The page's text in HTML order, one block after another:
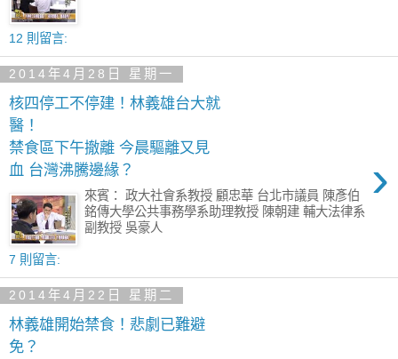
12 則留言:
2014年4月28日 星期一
核四停工不停建！林義雄台大就
醫！
禁食區下午撤離 今晨驅離又見
血 台灣沸騰邊緣？
›
來賓： 政大社會系教授 顧忠華 台北市議員 陳彥伯
銘傳大學公共事務學系助理教授 陳朝建 輔大法律系
副教授 吳豪人
7 則留言:
2014年4月22日 星期二
林義雄開始禁食！悲劇已難避
免？